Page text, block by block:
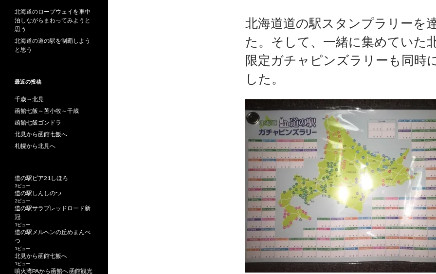
北海道道の駅スタンプラリーを
た。そして、一緒に集めていた
限定ガチャピンズラリーも同時
した。
北海道のロープウェイを車中
泊しながらまわってみようと
思う
北海道の道の駅を制覇しよう
と思う
最近の投稿
千歳～北見
函館七飯～苫小牧～千歳
函館七飯ゴンドラ
北見から函館七飯へ
札幌から北見へ
道の駅ピア21しほろ
3ビュー
道の駅しんしのつ
2ビュー
道の駅サラブレッドロード新
冠
1ビュー
道の駅メルヘンの丘めまんべ
つ
1ビュー
北見から函館七飯へ
1ビュー
噴火湾PAから函館へ 函館観光